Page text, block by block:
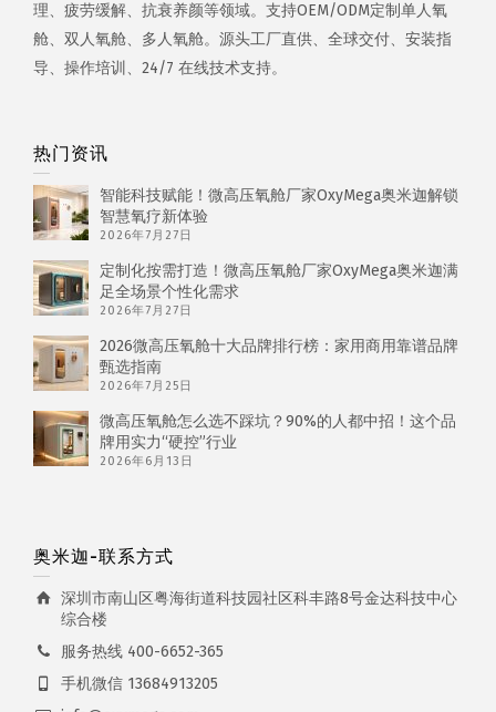
理、疲劳缓解、抗衰养颜等领域。支持OEM/ODM定制单人氧
舱、双人氧舱、多人氧舱。源头工厂直供、全球交付、安装指
导、操作培训、24/7 在线技术支持。
热门资讯
智能科技赋能！微高压氧舱厂家OxyMega奥米迦解锁
智慧氧疗新体验
2026年7月27日
定制化按需打造！微高压氧舱厂家OxyMega奥米迦满
足全场景个性化需求
2026年7月27日
2026微高压氧舱十大品牌排行榜：家用商用靠谱品牌
甄选指南
2026年7月25日
微高压氧舱怎么选不踩坑？90%的人都中招！这个品
牌用实力“硬控”行业
2026年6月13日
奥米迦-联系方式
深圳市南山区粤海街道科技园社区科丰路8号金达科技中心
综合楼
服务热线 400-6652-365
手机微信 13684913205